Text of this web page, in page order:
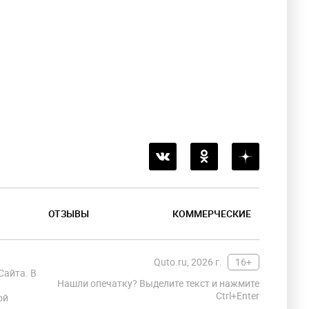
ОТЗЫВЫ КОММЕРЧЕСКИЕ
Quto.ru, 2026 г.
16+
Нашли опечатку? Выделите текст и нажмите
Ctrl+Enter
В